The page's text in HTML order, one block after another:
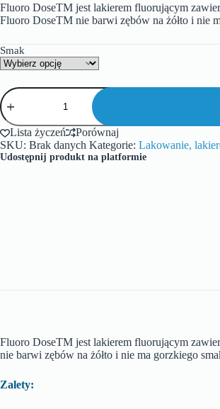
Fluoro DoseTM jest lakierem fluorującym
Fluoro DoseTM nie barwi zębów na żółto i nie
Smak
Lista życzeń
Porównaj
SKU: Brak danych Kategorie: Lakowanie,
Udostępnij produkt na platformie
Fluoro DoseTM jest lakierem fluorującym
nie barwi zębów na żółto i nie ma gorzkiego
Zalety: